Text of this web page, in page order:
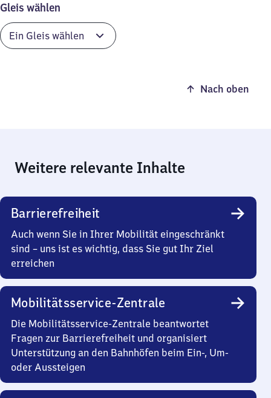
Gleis wählen
Nach oben
Weitere relevante Inhalte
Barrierefreiheit
Auch wenn Sie in Ihrer Mobilität eingeschränkt
sind – uns ist es wichtig, dass Sie gut Ihr Ziel
erreichen
Mobilitätsservice-Zentrale
Die Mobilitätsservice-Zentrale beantwortet
Fragen zur Barrierefreiheit und organisiert
Unterstützung an den Bahnhöfen beim Ein-, Um-
oder Aussteigen